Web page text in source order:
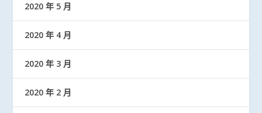
2020 年 5 月
2020 年 4 月
2020 年 3 月
2020 年 2 月